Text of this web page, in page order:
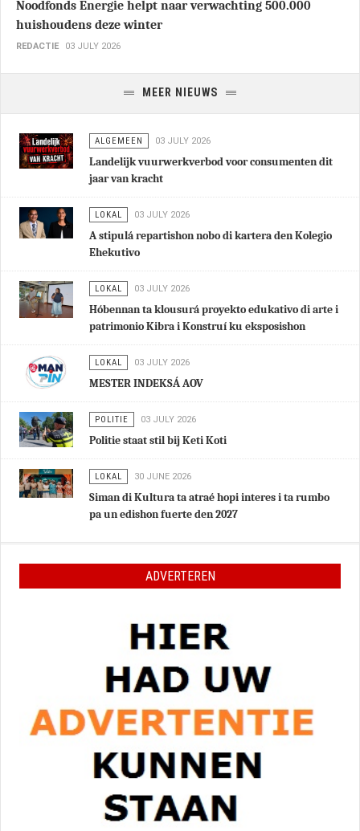
Noodfonds Energie helpt naar verwachting 500.000
huishoudens deze winter
03 JULY 2026
MEER NIEUWS
ALGEMEEN 03 JULY 2026
Landelijk vuurwerkverbod voor consumenten dit
jaar van kracht
LOKAL 03 JULY 2026
A stipulá repartishon nobo di kartera den Kolegio
Ehekutivo
LOKAL 03 JULY 2026
Hóbennan ta klousurá proyekto edukativo di arte i
LOKAL 03 JULY 2026
MESTER INDEKSÁ AOV
Politie staat stil bij Keti Koti
Siman di Kultura ta atraé hopi interes i ta rumbo
pa un edishon fuerte den 2027
ADVERTEREN